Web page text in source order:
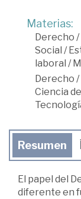
Materias:
Derecho /
Social /
laboral /
Derecho /
Ciencia
Resumen
El papel del
diferente en